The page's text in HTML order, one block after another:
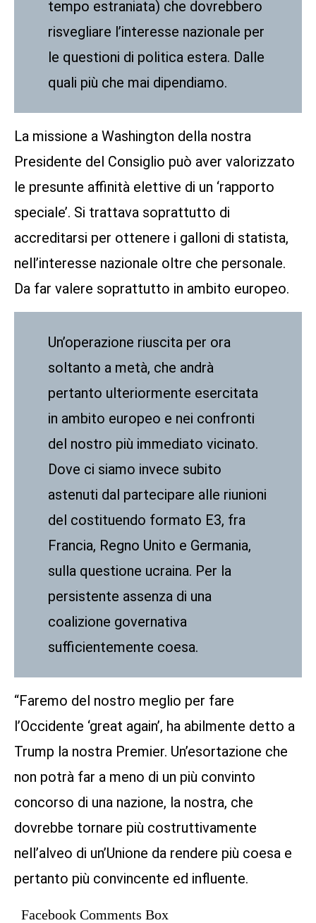
tempo estraniata) che dovrebbero
risvegliare l’interesse nazionale per
le questioni di politica estera. Dalle
quali più che mai dipendiamo.
La missione a Washington della nostra
Presidente del Consiglio può aver valorizzato
le presunte affinità elettive di un ‘rapporto
speciale’. Si trattava soprattutto di
accreditarsi per ottenere i galloni di statista,
nell’interesse nazionale oltre che personale.
Da far valere soprattutto in ambito europeo.
Un’operazione riuscita per ora
soltanto a metà, che andrà
pertanto ulteriormente esercitata
in ambito europeo e nei confronti
del nostro più immediato vicinato.
Dove ci siamo invece subito
astenuti dal partecipare alle riunioni
del costituendo formato E3, fra
Francia, Regno Unito e Germania,
sulla questione ucraina. Per la
persistente assenza di una
coalizione governativa
sufficientemente coesa.
“Faremo del nostro meglio per fare
l’Occidente ‘great again’, ha abilmente detto a
Trump la nostra Premier. Un’esortazione che
non potrà far a meno di un più convinto
concorso di una nazione, la nostra, che
dovrebbe tornare più costruttivamente
nell’alveo di un’Unione da rendere più coesa e
pertanto più convincente ed influente.
Facebook Comments Box